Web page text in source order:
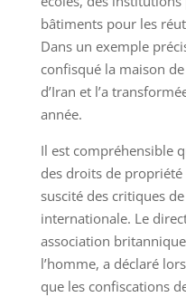
bâtiments pour les
Dans un exemple
confisqué la maison
d’Iran et l’a
année.
Il est compréhensible
des droits de
suscité des critiques
internationale. Le
association
l’homme, a déclaré
que les confiscations